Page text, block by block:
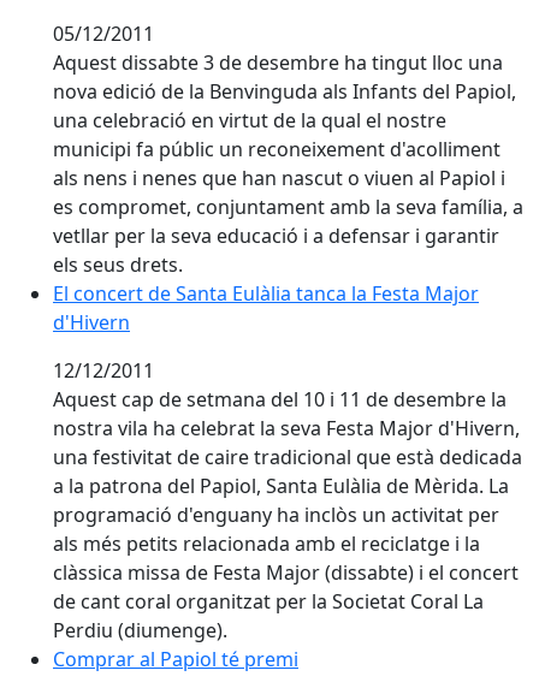
05/12/2011
Aquest dissabte 3 de desembre ha tingut lloc una
nova edició de la Benvinguda als Infants del Papiol,
una celebració en virtut de la qual el nostre
municipi fa públic un reconeixement d'acolliment
als nens i nenes que han nascut o viuen al Papiol i
es compromet, conjuntament amb la seva família, a
vetllar per la seva educació i a defensar i garantir
els seus drets.
El concert de Santa Eulàlia tanca la Festa Major
El concert de Santa Eulàlia tanca la Festa Major
d'Hivern
12/12/2011
Aquest cap de setmana del 10 i 11 de desembre la
nostra vila ha celebrat la seva Festa Major d'Hivern,
una festivitat de caire tradicional que està dedicada
a la patrona del Papiol, Santa Eulàlia de Mèrida. La
programació d'enguany ha inclòs un activitat per
als més petits relacionada amb el reciclatge i la
clàssica missa de Festa Major (dissabte) i el concert
de cant coral organitzat per la Societat Coral La
Perdiu (diumenge).
Comprar al Papiol té premi
Comprar al Papiol té premi